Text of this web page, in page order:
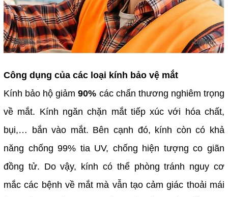
Công dụng của các loại kính bảo vệ mắt
Kính bảo hộ giảm 90% các chấn thương nghiêm trọng
về mắt. Kính ngăn chặn mắt tiếp xúc với hóa chất,
bụi,… bắn vào mắt. Bên cạnh đó, kính còn có khả
năng chống 99% tia UV, chống hiện tượng co giãn
đồng tử. Do vậy, kính có thể phòng tránh nguy cơ
mắc các bệnh về mắt mà vẫn tạo cảm giác thoải mái